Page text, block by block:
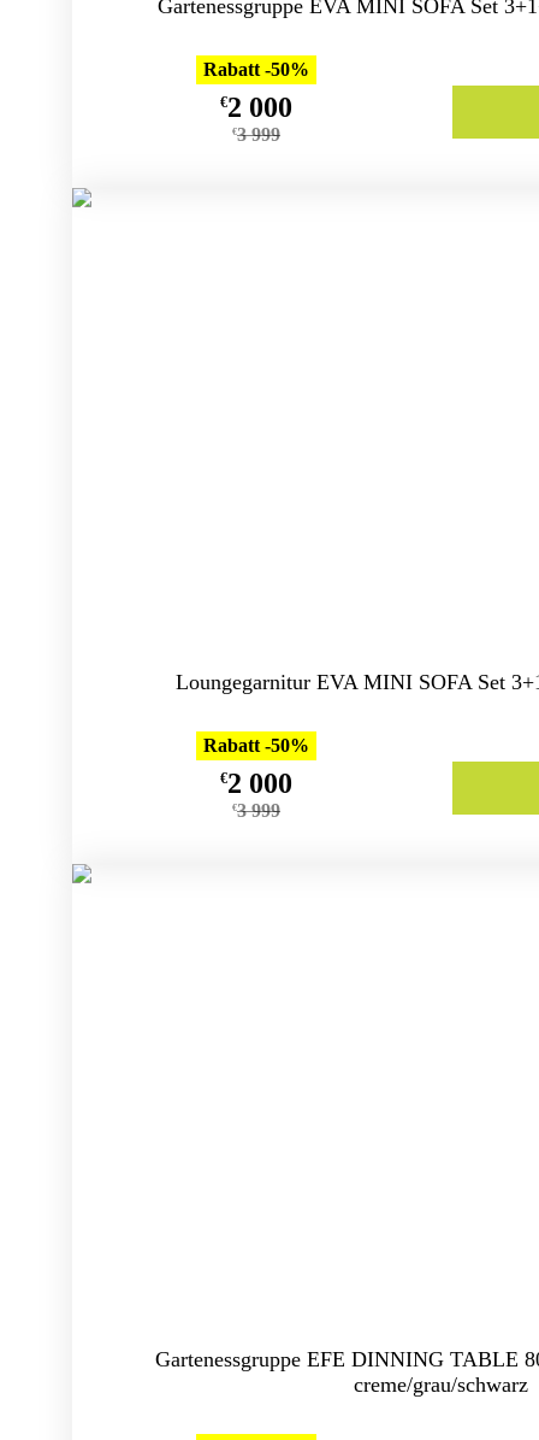
Gartenessgruppe EVA MINI SOFA Set
Rabatt -50%
€2 000
€3 999
Loungegarnitur EVA MINI SOFA Set
Rabatt -50%
€2 000
€3 999
Gartenessgruppe EFE DINNING TABLE
creme/grau/schwarz